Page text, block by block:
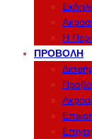
Η
ΠΡΟΒΟΛΉ